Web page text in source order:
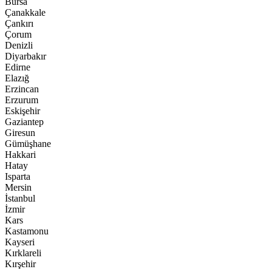
Çanakkale
Çankırı
Çorum
Denizli
Diyarbakır
Edirne
Elazığ
Erzincan
Erzurum
Eskişehir
Gaziantep
Giresun
Gümüşhane
Hakkari
Hatay
Isparta
Mersin
İstanbul
İzmir
Kars
Kastamonu
Kayseri
Kırklareli
Kırşehir